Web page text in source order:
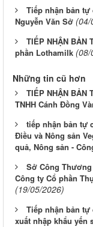
Tiếp nhận bản tự
Nguyễn Văn Sở (04/
TIẾP NHẬN BẢN
phần Lothamilk (08/
Những tin cũ hơn
TIẾP NHẬN BẢN
TNHH Cánh Đồng
tiếp nhận bản tự
Điều và Nông sản
quả, Nông sản -
Sở Công
Công ty Cổ phần
(19/05/2026)
Tiếp nhận bản tự
xuất nhập khẩu yến